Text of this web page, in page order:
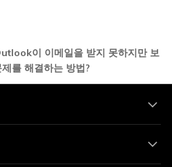
이 이메일을 받지 못하지만 보
를 해결하는 방법?